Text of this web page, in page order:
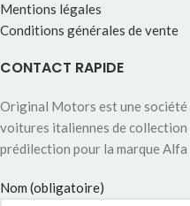
Mentions légales
Conditions générales de vente
CONTACT RAPIDE
Original Motors est une société
voitures italiennes de collection
prédilection pour la marque Alfa
Nom (obligatoire)